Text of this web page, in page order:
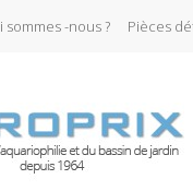
sommes -nous ? Pièces